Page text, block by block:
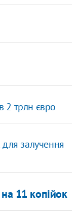
2 трлн євро
залучення
11 копійок